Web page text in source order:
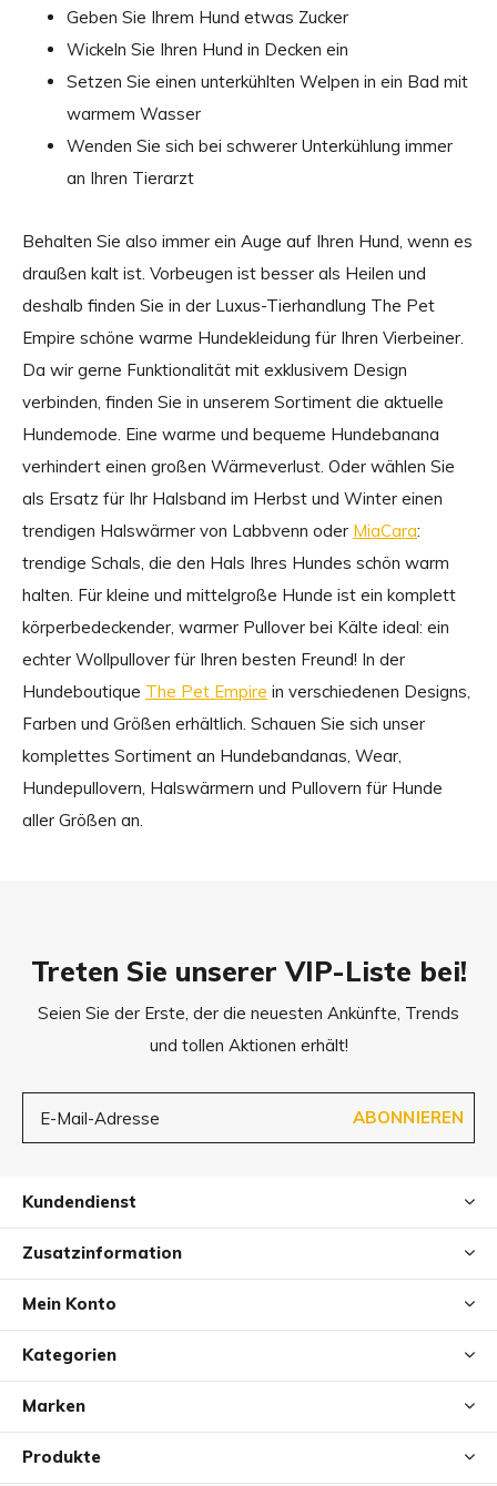
Geben Sie Ihrem Hund etwas Zucker
Wickeln Sie Ihren Hund in Decken ein
Setzen Sie einen unterkühlten Welpen in ein Bad mit
warmem Wasser
Wenden Sie sich bei schwerer Unterkühlung immer
an Ihren Tierarzt
Behalten Sie also immer ein Auge auf Ihren Hund, wenn es
draußen kalt ist. Vorbeugen ist besser als Heilen und
deshalb finden Sie in der Luxus-Tierhandlung The Pet
Empire schöne warme Hundekleidung für Ihren Vierbeiner.
Da wir gerne Funktionalität mit exklusivem Design
verbinden, finden Sie in unserem Sortiment die aktuelle
Hundemode. Eine warme und bequeme Hundebanana
verhindert einen großen Wärmeverlust. Oder wählen Sie
als Ersatz für Ihr Halsband im Herbst und Winter einen
trendigen Halswärmer von Labbvenn oder MiaCara:
trendige Schals, die den Hals Ihres Hundes schön warm
halten. Für kleine und mittelgroße Hunde ist ein komplett
körperbedeckender, warmer Pullover bei Kälte ideal: ein
echter Wollpullover für Ihren besten Freund! In der
Hundeboutique The Pet Empire in verschiedenen Designs,
Farben und Größen erhältlich. Schauen Sie sich unser
komplettes Sortiment an Hundebandanas, Wear,
Hundepullovern, Halswärmern und Pullovern für Hunde
aller Größen an.
Treten Sie unserer VIP-Liste bei!
Seien Sie der Erste, der die neuesten Ankünfte, Trends
und tollen Aktionen erhält!
ABONNIEREN
Kundendienst
Zusatzinformation
Mein Konto
Kategorien
Marken
Produkte